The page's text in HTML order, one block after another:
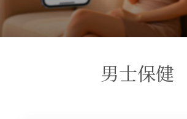
男士保健